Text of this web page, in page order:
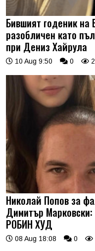
Бившият годеник на
разобличен като
при Дениз Хайрула
10 Aug 9:50 0
Николай Попов за
Димитър
РОБИН ХУД
08 Aug 18:08 0